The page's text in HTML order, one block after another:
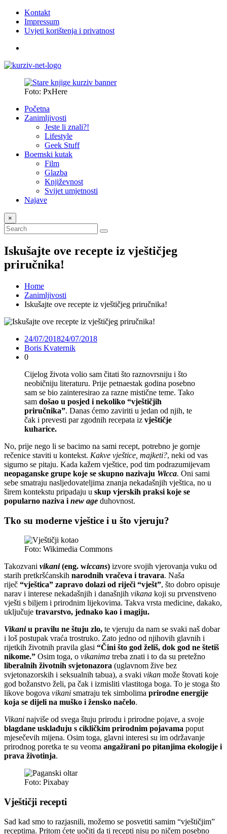
Kontakt
Impressum
Uvjeti korištenja i privatnost
Foto: PxHere
Početna
Zanimljivosti
Jeste li znali?!
Lifestyle
Geek Stuff
Boemski kutak
Film
Glazba
Književnost
Svijet umjetnosti
Najave
×
Iskušajte ove recepte iz vještičjeg
priručnika!
Home
Zanimljivosti
Iskušajte ove recepte iz vještičjeg priručnika!
24/07/201824/07/2018
Boris Kvaternik
0
Cijelog života volio sam čitati što raznovrsniju i što
neobičniju literaturu. Prije petnaestak godina posebno
sam se bio zainteresirao za razne mistične teme. Tako
sam došao u posjed i nekoliko “vještičjih
priručnika”. Danas ćemo zaviriti u jedan od njih, te
čak i prevesti par zgodnih recepata iz vještičje
kuharice.
No, prije nego li se bacimo na sami recept, potrebno je gornje
rečenice staviti u kontekst. Kakve vještice, majketi?, neki od vas
sigurno se pitaju. Kada kažem vještice, pod tim podrazumijevam
neopaganske grupe koje se skupno nazivaju Wicca. Oni sami
sebe smatraju nasljedovateljima znanja nekadašnjih vještica, no u
širem kontekstu pripadaju u skup vjerskih praksi koje se
popularno naziva i new age duhovnost.
Tko su moderne vještice i u što vjeruju?
Foto: Wikimedia Commons
Takozvani vikani(eng. wiccans) izvore svojih vjerovanja vuku od
starih pretkršćanskih narodnih vračeva i travara. Naša
riječ “vještica” zapravo dolazi od riječi “vješt”, što dobro opisuje
narav i interese nekadašnjih i današnjih vikana koji su prvenstveno
vješti s biljem i prirodnim lijekovima. Takva vrsta medicine, dakako,
uključuje travarstvo, jednako kao i magiju.
Vikaniu pravilu ne štuju zlo, te vjeruju da nam se svaki naš dobar
i loš postupak vraća trostruko. Zato jedno od njihovih glavnih i
rijetkih životnih pravila glasi “Čini što god želiš, dok god ne štetiš
nikome.” Osim toga, o vikanima treba znati i to da su pretežno
liberalnih životnih svjetonazora (uglavnom žive bez
svjetonazorskih i seksualnih tabua), a svaki vikan može štovati koje
god božanstvo želi, pa čak i izmisliti vlastitoga boga. To je stoga što
likove bogova vikani smatraju tek simbolima prirodne energije
koja se dijeli na muško i žensko načelo.
Vikani najviše od svega štuju prirodu i prirodne pojave, a svoje
blagdane usklađuju s cikličkim prirodnim pojavama poput
mjesečevih mijena. Osim toga, glavni interesi su im održavanje
prirodnog poretka te su veoma angažirani po pitanjima ekologije i
prava životinja.
Foto: Pixabay
Vještičji recepti
Sad kad smo to razjasnili, možemo se posvetiti samim “vještičjim”
receptima. Pritom ćete uočiti da ti recepti nisu po ničem posebno